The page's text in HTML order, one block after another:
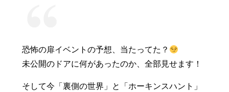
恐怖の扉イベントの予想、当たってた？
未公開のドアに何があったのか、全部見せます！
そして今「裏側の世界」と「ホーキンスハント」